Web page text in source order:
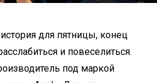
для пятницы, конец
и повеселиться.
под маркой